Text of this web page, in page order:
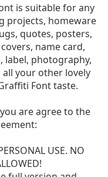
is suitable for any
projects, homeware
quotes, posters,
name card,
label, photography,
your other lovely
Font taste.
are agree to the
USE. NO